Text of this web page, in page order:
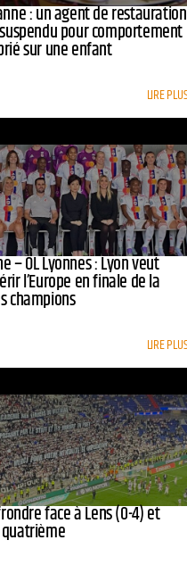
: un agent de restauration
pour comportement
sur une enfant
LIRE
– OL Lyonnes : Lyon veut
l’Europe en finale de la
champions
LIRE
face à Lens (0-4) et